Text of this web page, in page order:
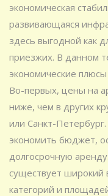
экономическая
развивающаяся
здесь выгодной как
приезжих. В данном
экономические
Во-первых, цены на
ниже, чем в других
или Санкт-
экономить бюджет,
долгосрочную
существует широкий
категорий и